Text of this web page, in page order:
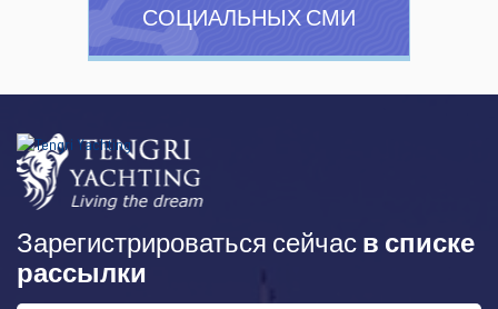
СОЦИАЛЬНЫХ СМИ
Зарегистрироваться сейчас в списке
рассылки